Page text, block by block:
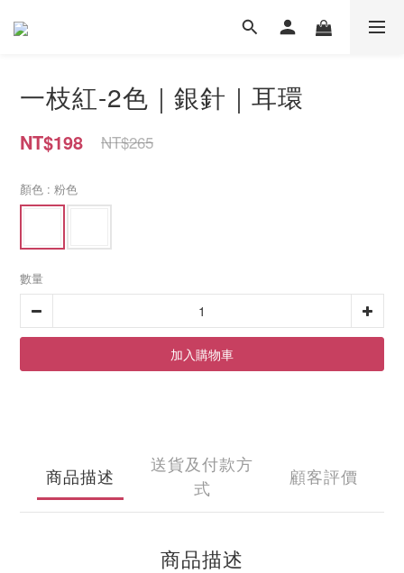
一枝紅-2色｜銀針｜耳環
NT$198 NT$265
顏色 : 粉色
數量
加入購物車
商品描述
送貨及付款方
式
顧客評價
商品描述